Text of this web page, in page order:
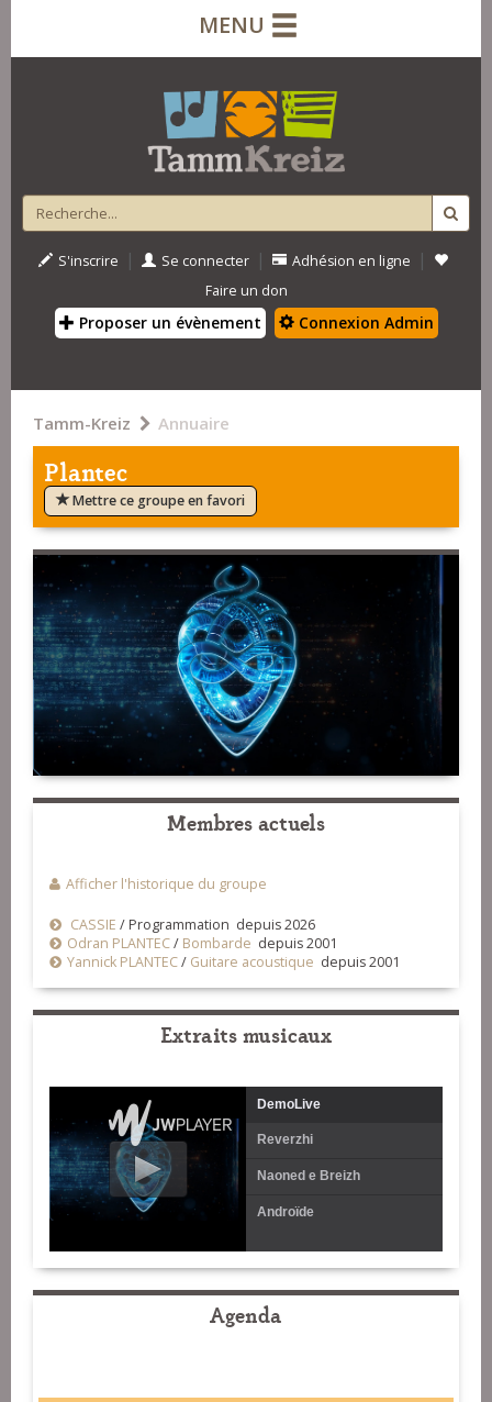
MENU
S'inscrire | Se connecter | Adhésion en ligne |
Faire un don
Proposer un évènement Connexion Admin
Tamm-Kreiz Annuaire
Plantec
Mettre ce groupe en favori
Membres actuels
Afficher l'historique du groupe
CASSIE / Programmation depuis 2026
Odran PLANTEC/ Bombarde depuis 2001
Yannick PLANTEC/ Guitare acoustique depuis 2001
Extraits musicaux
DemoLive
Reverzhi
Naoned e Breizh
Androïde
Agenda